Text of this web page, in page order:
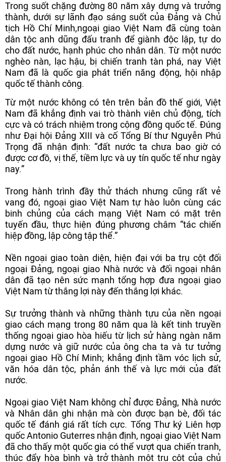
Trong suốt chặng đường 80 năm xây dựng và trưởng
thành, dưới sự lãnh đạo sáng suốt của Đảng và Chủ
tịch Hồ Chí Minh,ngoại giao Việt Nam đã cùng toàn
dân tộc anh dũng đấu tranh để giành độc lập, tự do
cho đất nước, hạnh phúc cho nhân dân. Từ một nước
nghèo nàn, lạc hậu, bị chiến tranh tàn phá, nay Việt
Nam đã là quốc gia phát triển năng động, hội nhập
quốc tế thành công.
Từ một nước không có tên trên bản đồ thế giới, Việt
Nam đã khẳng định vai trò thành viên chủ động, tích
cực và có trách nhiệm trong cộng đồng quốc tế. Đúng
như Đại hội Đảng XIII và cố Tổng Bí thư Nguyễn Phú
Trọng đã nhận định: “đất nước ta chưa bao giờ có
được cơ đồ, vị thế, tiềm lực và uy tín quốc tế như ngày
nay.”
Trong hành trình đầy thử thách nhưng cũng rất vẻ
vang đó, ngoại giao Việt Nam tự hào luôn cùng các
binh chủng của cách mạng Việt Nam có mặt trên
tuyến đầu, thực hiện đúng phương châm “tác chiến
hiệp đồng, lập công tập thể.”
Nền ngoại giao toàn diện, hiện đại với ba trụ cột đối
ngoại Đảng, ngoại giao Nhà nước và đối ngoại nhân
dân đã tạo nên sức mạnh tổng hợp đưa ngoại giao
Việt Nam từ thắng lợi này đến thắng lợi khác.
Sự trưởng thành và những thành tựu của nền ngoại
giao cách mạng trong 80 năm qua là kết tinh truyền
thống ngoại giao hòa hiếu từ lịch sử hàng ngàn năm
dựng nước và giữ nước của ông cha ta và tư tưởng
ngoại giao Hồ Chí Minh; khẳng định tầm vóc lịch sử,
văn hóa dân tộc, phản ánh thế và lực mới của đất
nước.
Ngoại giao Việt Nam không chỉ được Đảng, Nhà nước
và Nhân dân ghi nhận mà còn được bạn bè, đối tác
quốc tế đánh giá rất tích cực. Tổng Thư ký Liên hợp
quốc Antonio Guterres nhận định, ngoại giao Việt Nam
đã cho thấy một quốc gia có thể vượt qua chiến tranh,
thúc đẩy hòa bình và trở thành một trụ cột của chủ